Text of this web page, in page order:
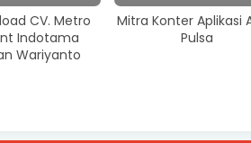
CV. Metro
Indotama
Wariyanto
Mitra Konter Aplikasi
Pulsa